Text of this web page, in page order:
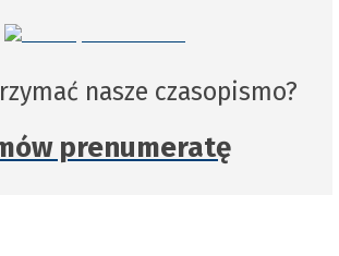
nasze czasopismo?
prenumeratę